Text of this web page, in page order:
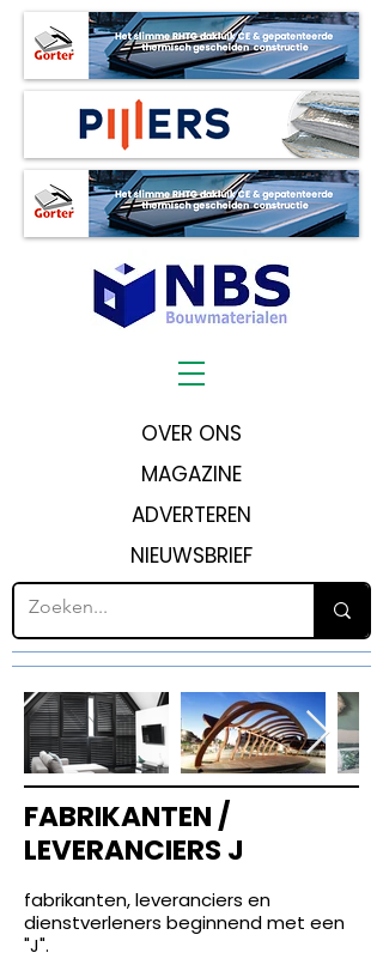
OVER ONS
MAGAZINE
ADVERTEREN
NIEUWSBRIEF
FABRIKANTEN /
LEVERANCIERS J
fabrikanten, leveranciers en
dienstverleners beginnend met een
"J".